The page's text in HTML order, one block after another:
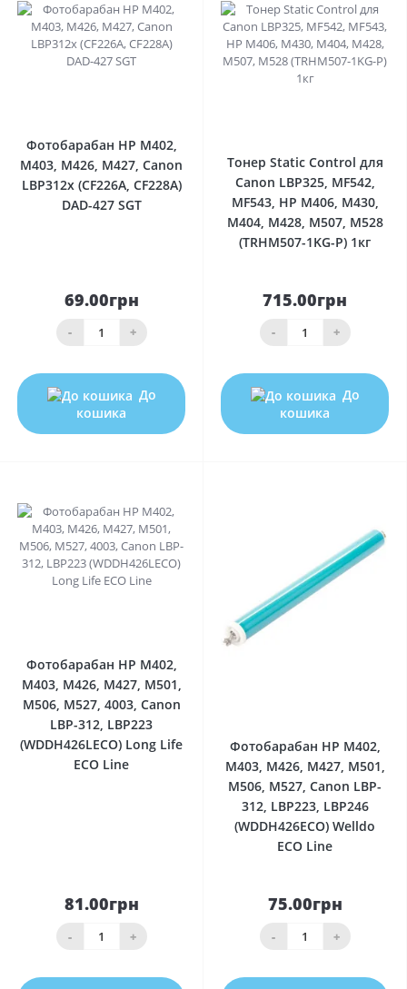
Фотобарабан HP M402,
M403, M426, M427, Canon
LBP312x (CF226A, CF228A)
DAD-427 SGT
69.00грн
- +
До
кошика
Тонер Static Control для
Canon LBP325, MF542,
MF543, HP M406, M430,
M404, M428, M507, M528
(TRHM507-1KG-P) 1кг
715.00грн
- +
До
кошика
Фотобарабан HP M402,
M403, M426, M427, M501,
M506, M527, 4003, Canon
LBP-312, LBP223
(WDDH426LECO) Long Life
ECO Line
81.00грн
- +
Фотобарабан HP M402,
M403, M426, M427, M501,
M506, M527, Canon LBP-
312, LBP223, LBP246
(WDDH426ECO) Welldo
ECO Line
75.00грн
- +